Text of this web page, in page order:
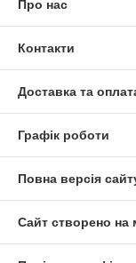
Про нас
Контакти
Доставка та
Графік роботи
Повна версія
Сайт створено на